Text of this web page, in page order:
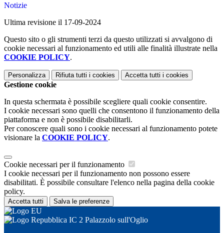
Notizie
Ultima revisione il 17-09-2024
Questo sito o gli strumenti terzi da questo utilizzati si avvalgono di
cookie necessari al funzionamento ed utili alle finalità illustrate nella
COOKIE POLICY.
Personalizza Rifiuta tutti i cookies Accetta tutti i cookies
Gestione cookie
In questa schermata è possibile scegliere quali cookie consentire.
I cookie necessari sono quelli che consentono il funzionamento della
piattaforma e non è possibile disabilitarli.
Per conoscere quali sono i cookie necessari al funzionamento potete
visionare la COOKIE POLICY.
Cookie necessari per il funzionamento
I cookie necessari per il funzionamento non possono essere
disabilitati. È possibile consultare l'elenco nella pagina della cookie
policy.
Accetta tutti Salva le preferenze
IC 2 Palazzolo sull'Oglio